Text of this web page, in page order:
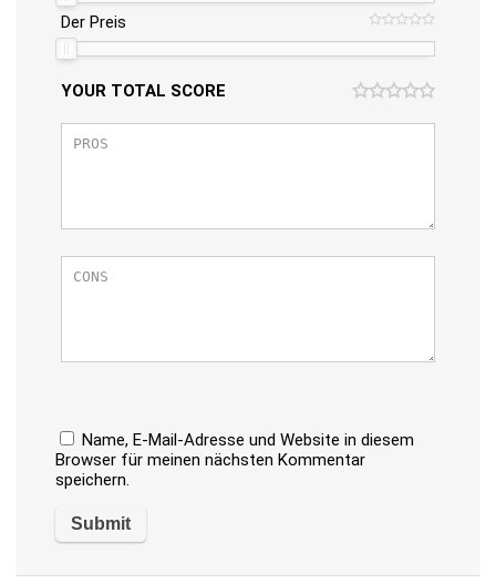
Der Preis
YOUR TOTAL SCORE
Name, E-Mail-Adresse und Website in diesem
Browser für meinen nächsten Kommentar
speichern.